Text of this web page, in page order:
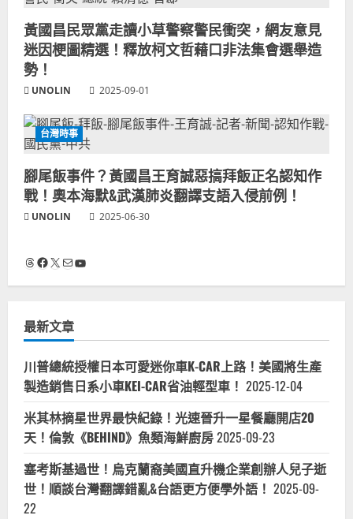
黃國昌民眾黨走讀小草警察警民衝突，網友意見
迷因梗圖精選！釋放柯文哲藉口非法集會選舉造
勢！
UNOLIN 2025-09-01
台灣時事
腳尾飯事件？黃國昌王育誠惡搞拜飯正名認知作
戰！奧本海默&武漢肺炎翻譯支語入侵前例！
UNOLIN 2025-06-30
Threads
Facebook
X 電子郵件YouTube
最新文章
川普總統授權日本可愛迷你車K-CAR上路！美國將生產
製造銷售日系小車KEI-CAR省油輕型車！ 2025-12-04
米其林摘星世界最快紀錄！光速晉升一星餐廳開店20
天！倫敦《BEHIND》魚類海鮮廚房2025-09-23
塞考斯基過世！烏克蘭裔美國直升機企業創辦人兒子逝
世！順談台灣翻譯錯亂&台語更方便學外語！ 2025-09-
22